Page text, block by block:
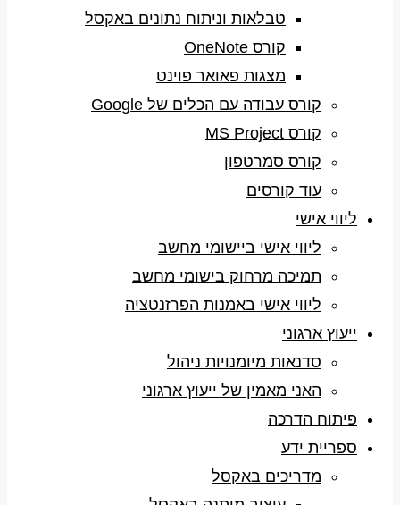
טבלאות וניתוח נתונים באקסל
קורס OneNote
מצגות פאואר פוינט
קורס עבודה עם הכלים של Google
קורס MS Project
קורס סמרטפון
עוד קורסים
ליווי אישי
ליווי אישי ביישומי מחשב
תמיכה מרחוק בישומי מחשב
ליווי אישי באמנות הפרזנטציה
ייעוץ ארגוני
סדנאות מיומנויות ניהול
האני מאמין של ייעוץ ארגוני
פיתוח הדרכה
ספריית ידע
מדריכים באקסל